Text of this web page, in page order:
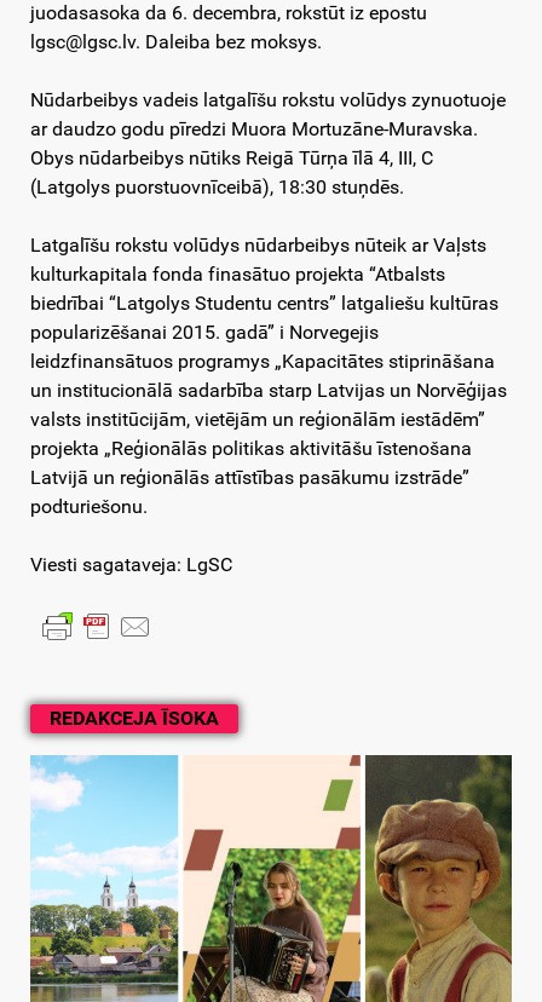
REDAKCEJA ĪSOKA
juodasasoka da 6. decembra, rokstūt iz epostu
lgsc@lgsc.lv. Daleiba bez moksys.
Nūdarbeibys vadeis latgalīšu rokstu volūdys zynuotuoje
ar daudzo godu pīredzi Muora Mortuzāne-Muravska.
Obys nūdarbeibys nūtiks Reigā Tūrņa īlā 4, III, C
(Latgolys puorstuovnīceibā), 18:30 stuņdēs.
Latgalīšu rokstu volūdys nūdarbeibys nūteik ar Vaļsts
kulturkapitala fonda finasātuo projekta “Atbalsts
biedrībai “Latgolys Studentu centrs” latgaliešu kultūras
popularizēšanai 2015. gadā” i Norvegejis
leidzfinansātuos programys „Kapacitātes stiprināšana
un institucionālā sadarbība starp Latvijas un Norvēģijas
valsts institūcijām, vietējām un reģionālām iestādēm”
projekta „Reģionālās politikas aktivitāšu īstenošana
Latvijā un reģionālās attīstības pasākumu izstrāde”
podturiešonu.
Viesti sagataveja: LgSC